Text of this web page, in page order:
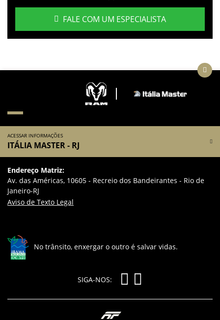
FALE COM UM ESPECIALISTA
ACESSAR INFORMAÇÕES
ITÁLIA MASTER - RJ
Endereço Matriz:
Av. das Américas, 10605 - Recreio dos Bandeirantes - Rio de
Janeiro-RJ
Aviso de Texto Legal
No trânsito, enxergar o outro é salvar vidas.
SIGA-NOS: